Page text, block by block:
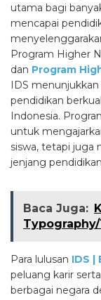
utama bagi
mencapai
Program Higher
dan Program
IDS
pendidikan
Indonesia.
untuk
siswa, tetapi juga
jenjang
Baca Juga:
Para lulusan IDS |
peluang karir
berbagai negara